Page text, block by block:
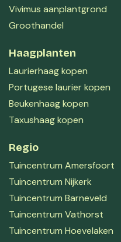
Vivimus aanplantgrond
Groothandel
Haagplanten
Laurierhaag kopen
Portugese laurier kopen
Beukenhaag kopen
Taxushaag kopen
Regio
Tuincentrum Amersfoort
Tuincentrum Nijkerk
Tuincentrum Barneveld
Tuincentrum Vathorst
Tuincentrum Hoevelaken